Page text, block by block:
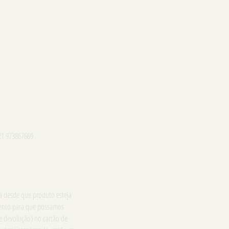
desde que produto esteja
para que possamos
no cartão de